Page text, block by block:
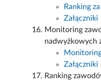
Ranking
Załączniki
Monitoring
nadwyżkowych
Załączniki
Ranking